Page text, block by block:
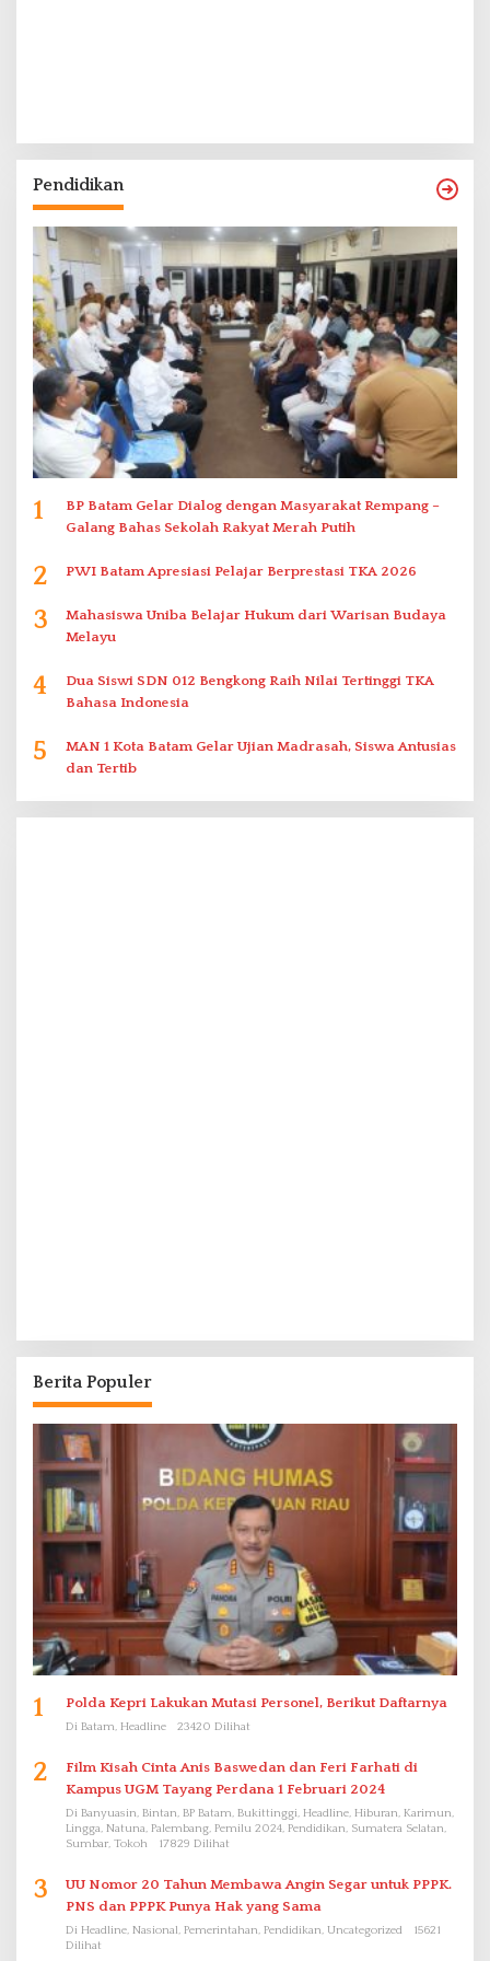
Pendidikan
1
BP Batam Gelar Dialog dengan Masyarakat Rempang –
Galang Bahas Sekolah Rakyat Merah Putih
2 PWI Batam Apresiasi Pelajar Berprestasi TKA 2026
3
Mahasiswa Uniba Belajar Hukum dari Warisan Budaya
Melayu
4
Dua Siswi SDN 012 Bengkong Raih Nilai Tertinggi TKA
Bahasa Indonesia
5
MAN 1 Kota Batam Gelar Ujian Madrasah, Siswa Antusias
dan Tertib
Berita Populer
1 Polda Kepri Lakukan Mutasi Personel, Berikut Daftarnya
Di Batam, Headline 23420 Dilihat
2
Film Kisah Cinta Anis Baswedan dan Feri Farhati di
Kampus UGM Tayang Perdana 1 Februari 2024
Di Banyuasin, Bintan, BP Batam, Bukittinggi, Headline, Hiburan, Karimun,
Lingga, Natuna, Palembang, Pemilu 2024, Pendidikan, Sumatera Selatan,
Sumbar, Tokoh
17829 Dilihat
3
UU Nomor 20 Tahun Membawa Angin Segar untuk PPPK.
PNS dan PPPK Punya Hak yang Sama
Di Headline, Nasional, Pemerintahan, Pendidikan, Uncategorized
15621
Dilihat